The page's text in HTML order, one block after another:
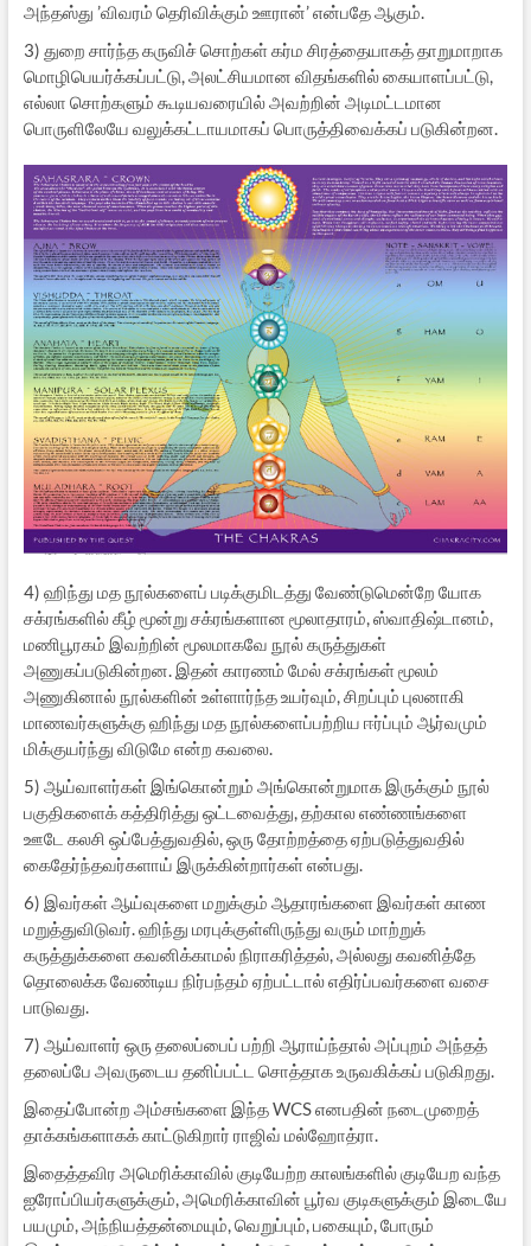
அந்தஸ்து ’விவரம் தெரிவிக்கும் ஊரான்’ என்பதே ஆகும்.
3) துறை சார்ந்த கருவிச் சொற்கள் கர்ம சிரத்தையாகத் தாறுமாறாக
மொழிபெயர்க்கப்பட்டு, அலட்சியமான விதங்களில் கையாளப்பட்டு,
எல்லா சொற்களும் கூடியவரையில் அவற்றின் அடிமட்டமான
பொருளிலேயே வலுக்கட்டாயமாகப் பொருத்திவைக்கப் படுகின்றன.
4) ஹிந்து மத நூல்களைப் படிக்குமிடத்து வேண்டுமென்றே யோக
சக்ரங்களில் கீழ் மூன்று சக்ரங்களான மூலாதாரம், ஸ்வாதிஷ்டானம்,
மணிபூரகம் இவற்றின் மூலமாகவே நூல் கருத்துகள்
அணுகப்படுகின்றன. இதன் காரணம் மேல் சக்ரங்கள் மூலம்
அணுகினால் நூல்களின் உள்ளார்ந்த உயர்வும், சிறப்பும் புலனாகி
மாணவர்களுக்கு ஹிந்து மத நூல்களைப்பற்றிய ஈர்ப்பும் ஆர்வமும்
மிக்குயர்ந்து விடுமே என்ற கவலை.
5) ஆய்வாளர்கள் இங்கொன்றும் அங்கொன்றுமாக இருக்கும் நூல்
பகுதிகளைக் கத்திரித்து ஒட்டவைத்து, தற்கால எண்ணங்களை
ஊடே கலசி ஒப்பேத்துவதில், ஒரு தோற்றத்தை ஏற்படுத்துவதில்
கைதேர்ந்தவர்களாய் இருக்கின்றார்கள் என்பது.
6) இவர்கள் ஆய்வுகளை மறுக்கும் ஆதாரங்களை இவர்கள் காண
மறுத்துவிடுவர். ஹிந்து மரபுக்குள்ளிருந்து வரும் மாற்றுக்
கருத்துக்களை கவனிக்காமல் நிராகரித்தல், அல்லது கவனித்தே
தொலைக்க வேண்டிய நிர்பந்தம் ஏற்பட்டால் எதிர்ப்பவர்களை வசை
பாடுவது.
7) ஆய்வாளர் ஒரு தலைப்பைப் பற்றி ஆராய்ந்தால் அப்புறம் அந்தத்
தலைப்பே அவருடைய தனிப்பட்ட சொத்தாக உருவகிக்கப் படுகிறது.
இதைப்போன்ற அம்சங்களை இந்த WCS எனபதின் நடைமுறைத்
தாக்கங்களாகக் காட்டுகிறார் ராஜிவ் மல்ஹோத்ரா.
இதைத்தவிர அமெரிக்காவில் குடியேற்ற காலங்களில் குடியேற வந்த
ஐரோப்பியர்களுக்கும், அமெரிக்காவின் பூர்வ குடிகளுக்கும் இடையே
பயமும், அந்நியத்தன்மையும், வெறுப்பும், பகையும், போரும்